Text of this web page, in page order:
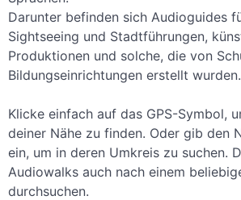
Darunter befinden sich Audioguides
Sightseeing und Stadtführungen,
Produktionen und solche, die von
Bildungseinrichtungen erstellt wurden.
Klicke einfach auf das GPS-Symbol,
deiner Nähe zu finden. Oder gib den
ein, um in deren Umkreis zu suchen.
Audiowalks auch nach einem
durchsuchen.